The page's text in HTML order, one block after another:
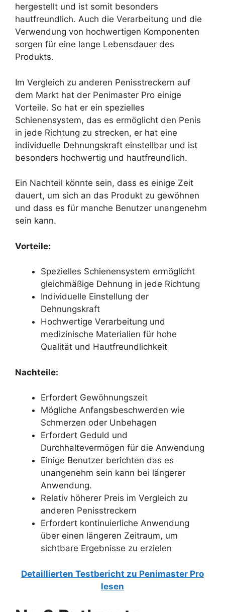
hergestellt und ist somit besonders
hautfreundlich. Auch die Verarbeitung und die
Verwendung von hochwertigen Komponenten
sorgen für eine lange Lebensdauer des
Produkts.
Im Vergleich zu anderen Penisstreckern auf
dem Markt hat der Penimaster Pro einige
Vorteile. So hat er ein spezielles
Schienensystem, das es ermöglicht den Penis
in jede Richtung zu strecken, er hat eine
individuelle Dehnungskraft einstellbar und ist
besonders hochwertig und hautfreundlich.
Ein Nachteil könnte sein, dass es einige Zeit
dauert, um sich an das Produkt zu gewöhnen
und dass es für manche Benutzer unangenehm
sein kann.
Vorteile:
Spezielles Schienensystem ermöglicht
gleichmäßige Dehnung in jede Richtung
Individuelle Einstellung der
Dehnungskraft
Hochwertige Verarbeitung und
medizinische Materialien für hohe
Qualität und Hautfreundlichkeit
Nachteile:
Erfordert Gewöhnungszeit
Mögliche Anfangsbeschwerden wie
Schmerzen oder Unbehagen
Erfordert Geduld und
Durchhaltevermögen für die Anwendung
Einige Benutzer berichten das es
unangenehm sein kann bei längerer
Anwendung.
Relativ höherer Preis im Vergleich zu
anderen Penisstreckern
Erfordert kontinuierliche Anwendung
über einen längeren Zeitraum, um
sichtbare Ergebnisse zu erzielen
Detaillierten Testbericht zu Penimaster Pro
lesen